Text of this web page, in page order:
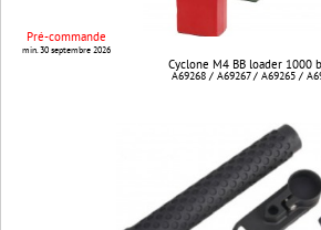
Pré-commande
min. 30 septembre 2026
Cyclone M4 BB loader 1000
A69268 / A69267 / A69265 /